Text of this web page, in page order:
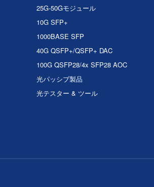
25G-50Gモジュール
10G SFP+
1000BASE SFP
40G QSFP+/QSFP+ DAC
100G QSFP28/4x SFP28 AOC
光パッシブ製品
光テスター & ツール